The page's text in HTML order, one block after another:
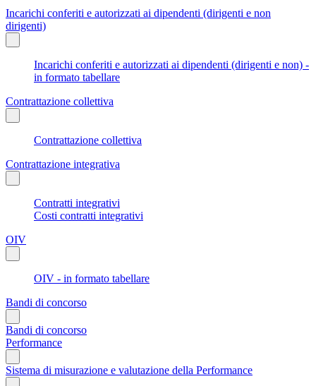
Incarichi conferiti e autorizzati ai dipendenti (dirigenti e non
dirigenti)
Incarichi conferiti e autorizzati ai dipendenti (dirigenti e non) -
in formato tabellare
Contrattazione collettiva
Contrattazione collettiva
Contrattazione integrativa
Contratti integrativi
Costi contratti integrativi
OIV
OIV - in formato tabellare
Bandi di concorso
Bandi di concorso
Performance
Sistema di misurazione e valutazione della Performance